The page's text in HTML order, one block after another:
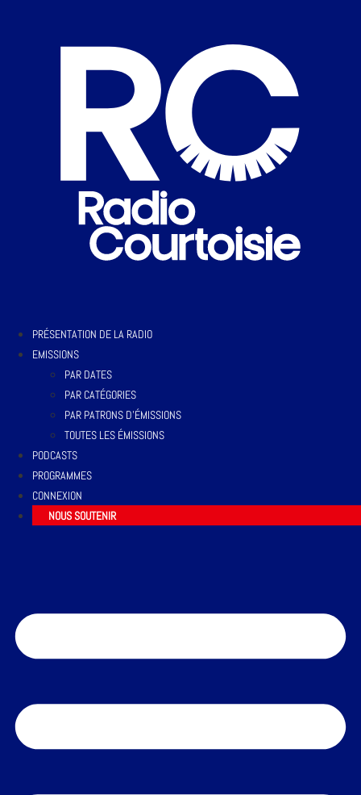
PRÉSENTATION DE LA RADIO
EMISSIONS
PAR DATES
PAR CATÉGORIES
PAR PATRONS D’ÉMISSIONS
TOUTES LES ÉMISSIONS
PODCASTS
PROGRAMMES
CONNEXION
NOUS SOUTENIR